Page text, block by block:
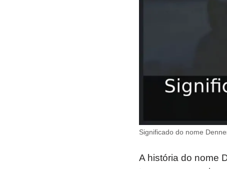
Significado do nome
A história do nome